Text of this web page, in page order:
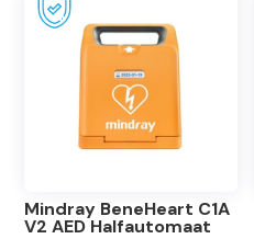
Mindray BeneHeart C1A
V2 AED Halfautomaat